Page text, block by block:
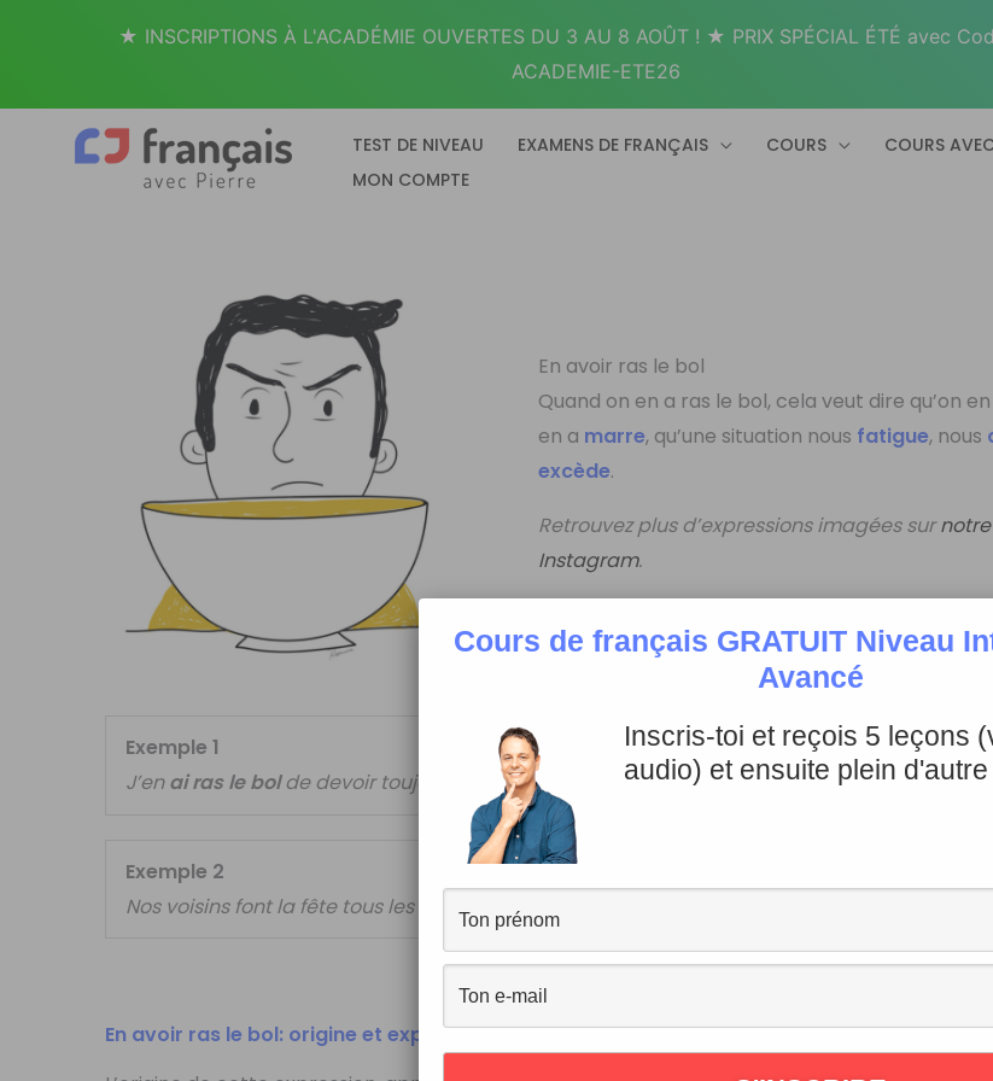
TEST DE NIVEAU EXAMENS DE FRANÇAIS COURS COURS
MON COMPTE
En avoir ras le bol
Quand on en a ras le bol, cela veut dire qu’on
en a marre, qu’une situation nous fatigue, nous
excède.
Retrouvez plus d’expressions imagées sur
Instagram.
Exemple 1
J’enai ras le bolde devoir toujours répéter les mêmes choses!
Exemple 2
Nos voisins font la fête tous les soirs! On
en a ras le bol
En avoir ras le bol: origine et explications
Cours de français GRATUIT Niveau
Avancé
Inscris-toi et reçois 5 leçons
audio) et ensuite plein
★ INSCRIPTIONS À L'ACADÉMIE OUVERTES DU 3 AU 8 AOÛT ! ★ PRIX SPÉCIAL ÉTÉ avec
ACADEMIE-ETE26